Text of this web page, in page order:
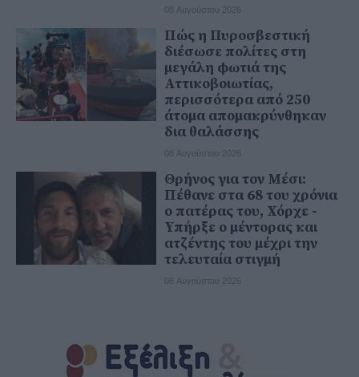
08 Αυγούστου 2026
Πώς η Πυροσβεστική
διέσωσε πολίτες στη
μεγάλη φωτιά της
Αττικοβοιωτίας,
περισσότερα από 250
άτομα απομακρύνθηκαν
δια θαλάσσης
08 Αυγούστου 2026
Θρήνος για τον Μέσι:
Πέθανε στα 68 του χρόνια
ο πατέρας του, Χόρχε -
Υπήρξε ο μέντορας και
ατζέντης του μέχρι την
τελευταία στιγμή
08 Αυγούστου 2026